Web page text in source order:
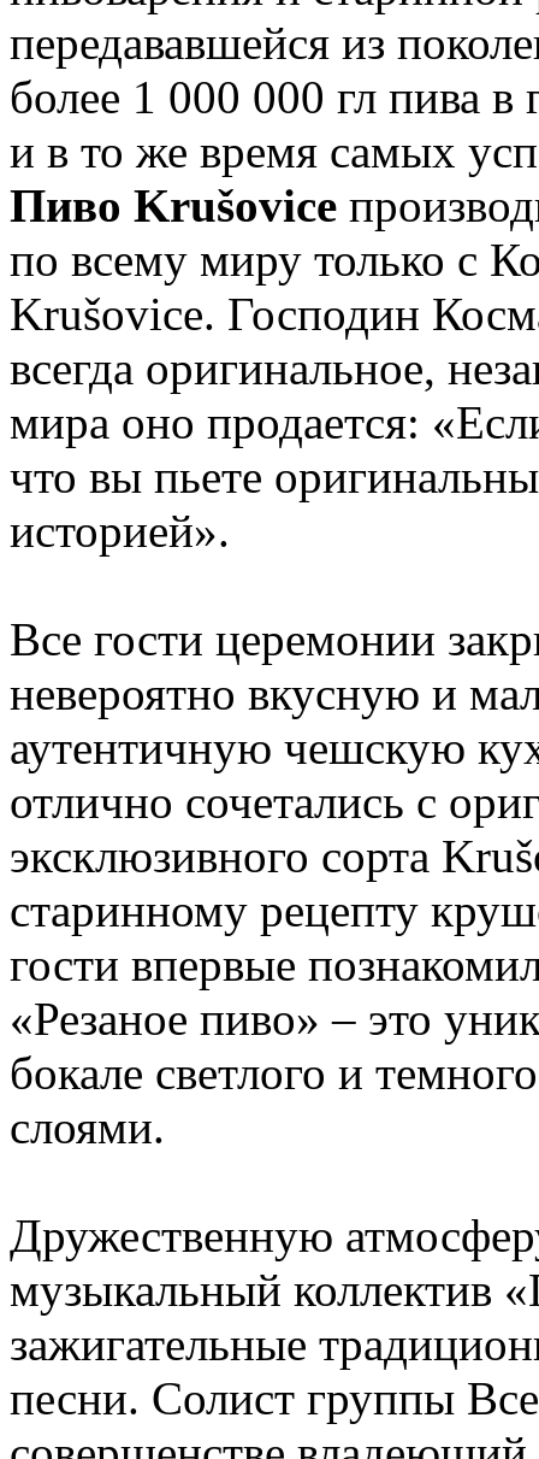
передававшейся из
более 1 000 000 гл пива в
и в то же время самых
Пиво Krušovice
по всему миру только с
Krušovice. Господин
всегда оригинальное,
мира оно продается:
что вы пьете
историей».
Все гости церемонии
невероятно вкусную и
аутентичную чешскую
отлично сочетались с
эксклюзивного сорта
старинному рецепту
гости впервые
«Резаное пиво» – это
бокале светлого и
слоями.
Дружественную
музыкальный коллектив
зажигательные
песни. Солист группы